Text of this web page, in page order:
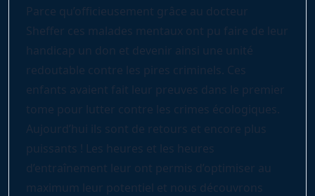
Parce qu’officieusement grâce au docteur
Sheffer ces malades mentaux ont pu faire de leur
handicap un don et devenir ainsi une unité
redoutable contre les pires criminels. Ces
enfants avaient fait leur preuves dans le premier
tome pour lutter contre les crimes écologiques.
Aujourd’hui ils sont de retours et encore plus
puissants ! Les heures et les heures
d’entraînement leur ont permis d’optimiser au
maximum leur potentiel et nous découvrons